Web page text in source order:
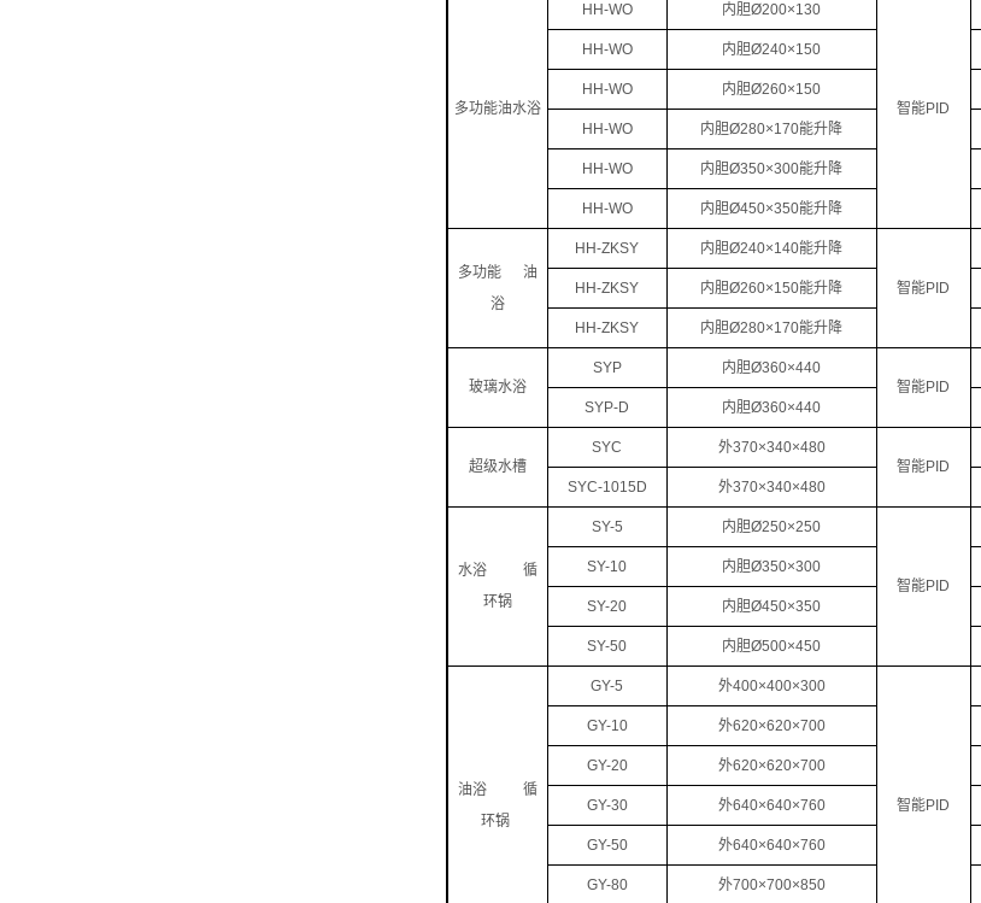
多功能油水浴
HH-WO 内胆Ø200×130
智能PID
HH-WO 内胆Ø240×150
HH-WO 内胆Ø260×150
HH-WO 内胆Ø280×170能升降
HH-WO 内胆Ø350×300能升降
HH-WO 内胆Ø450×350能升降
多功能 油
浴
HH-ZKSY 内胆Ø240×140能升降
智能PID
HH-ZKSY 内胆Ø260×150能升降
HH-ZKSY 内胆Ø280×170能升降
玻璃水浴
SYP
内胆Ø360×440
智能PID
SYP-D 内胆Ø360×440
超级水槽
SYC
外370×340×480
智能PID
SYC-1015D 外370×340×480
水浴 循
环锅
SY-5 内胆Ø250×250
智能PID
SY-10 内胆Ø350×300
SY-20 内胆Ø450×350
SY-50 内胆Ø500×450
油浴 循
环锅
GY-5 外400×400×300
智能PID
GY-10 外620×620×700
GY-20 外620×620×700
GY-30 外640×640×760
GY-50 外640×640×760
GY-80 外700×700×850